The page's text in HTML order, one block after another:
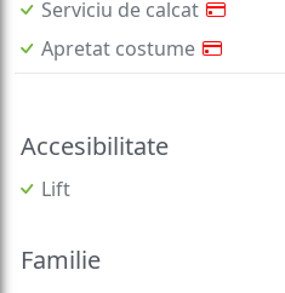
Apretat costume
Lift
Spatiu de joaca pentru copii